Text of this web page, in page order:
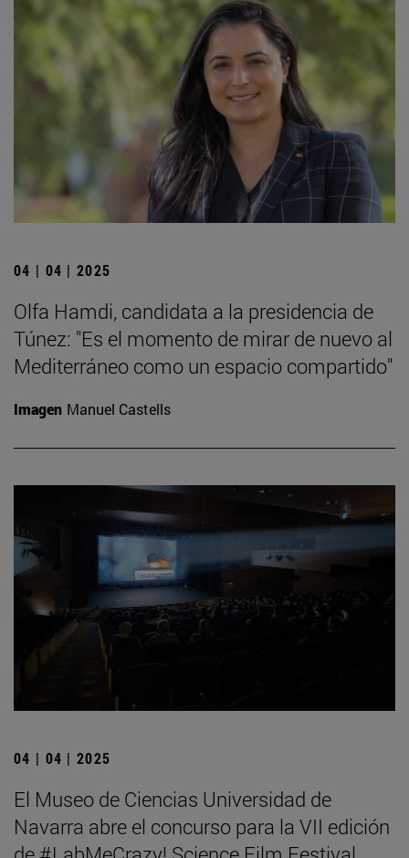
04 | 04 | 2025
Olfa Hamdi, candidata a la presidencia de
Túnez: "Es el momento de mirar de nuevo al
Mediterráneo como un espacio compartido"
Imagen Manuel Castells
04 | 04 | 2025
El Museo de Ciencias Universidad de
Navarra abre el concurso para la VII edición